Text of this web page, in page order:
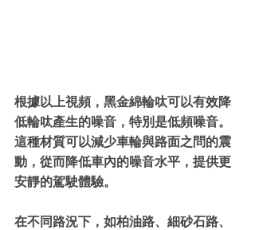
根據以上視頻，黑金綿輪呔可以有效降
低輪呔產生的噪音，特別是低頻噪音。
這種材質可以減少車輪與路面之問的震
動，從而降低車內的噪音水平，提供更
安靜的駕駛體驗。
在不同路況下，如柏油路、細砂石路、